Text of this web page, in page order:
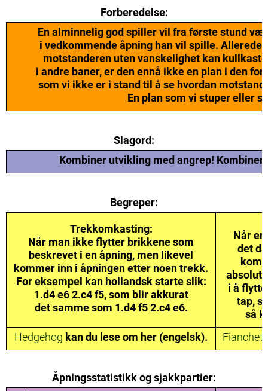
Forberedelse:
En alminnelig god spiller vil fra første stund
i vedkommende åpning han vil spille. Allerede
motstanderen uten vanskelighet kan
i andre baner, er den ennå ikke en plan i den
som vi ikke er i stand til å se hvordan
En plan som vi stuper eller
Slagord:
Kombiner utvikling med angrep!
Begreper:
Trekkomkasting:
Når man ikke flytter brikkene som
beskrevet i en åpning, men likevel
kommer inn i åpningen etter noen trekk.
For eksempel kan hollandsk starte slik:
1.d4 e6 2.c4 f5, som blir akkurat
det samme som 1.d4 f5 2.c4 e6.
Når
det
absolutt
i å
tap,
så
Hedgehog kan du lese om her (engelsk).
Åpningsstatistikk og sjakkpartier: